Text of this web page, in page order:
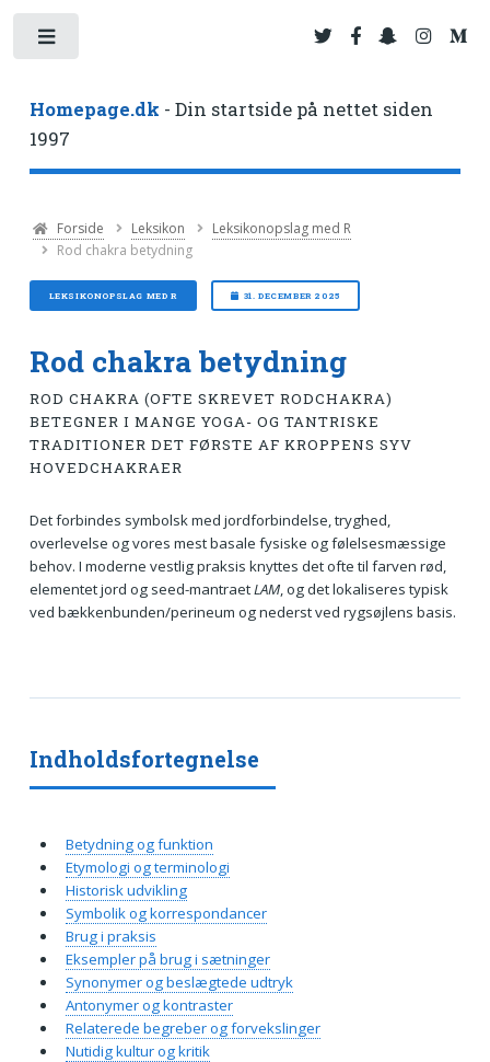
Homepage.dk - Din startside på nettet siden
1997
Forside Leksikon
Leksikonopslag med R
Rod chakra betydning
LEKSIKONOPSLAG MED R 31. DECEMBER 2025
Rod chakra betydning
ROD CHAKRA (OFTE SKREVET RODCHAKRA)
BETEGNER I MANGE YOGA- OG TANTRISKE
TRADITIONER DET FØRSTE AF KROPPENS SYV
HOVEDCHAKRAER
Det forbindes symbolsk med jordforbindelse, tryghed,
overlevelse og vores mest basale fysiske og følelsesmæssige
behov. I moderne vestlig praksis knyttes det ofte til farven rød,
elementet jord og seed-mantraetLAM, og det lokaliseres typisk
ved bækkenbunden/perineum og nederst ved rygsøjlens basis.
Indholdsfortegnelse
Betydning og funktion
Etymologi og terminologi
Historisk udvikling
Symbolik og korrespondancer
Brug i praksis
Eksempler på brug i sætninger
Synonymer og beslægtede udtryk
Antonymer og kontraster
Relaterede begreber og forvekslinger
Nutidig kultur og kritik